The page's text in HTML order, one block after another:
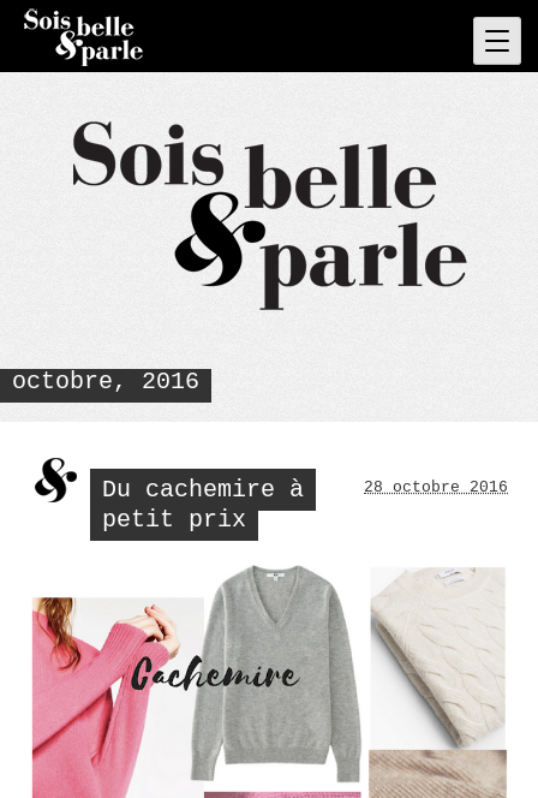
Skip
content
octobre, 2016
Du cachemire à
petit prix
28 octobre 2016